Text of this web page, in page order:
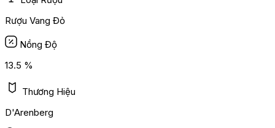
Rượu Vang Đỏ
Nồng Độ
13.5 %
Thương Hiệu
D'Arenberg